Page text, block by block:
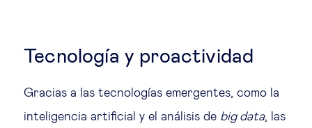
Tecnología y proactividad
Gracias a las tecnologías emergentes, como la
inteligencia artificial y el análisis de big data, las